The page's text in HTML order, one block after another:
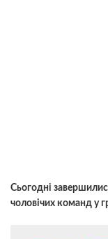
Сьогодні
чоловічих команд у